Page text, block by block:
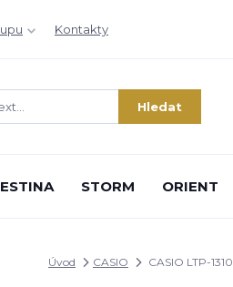
Kontakty
Hledat
STORM ORIENT
Úvod CASIO CASIO LTP-